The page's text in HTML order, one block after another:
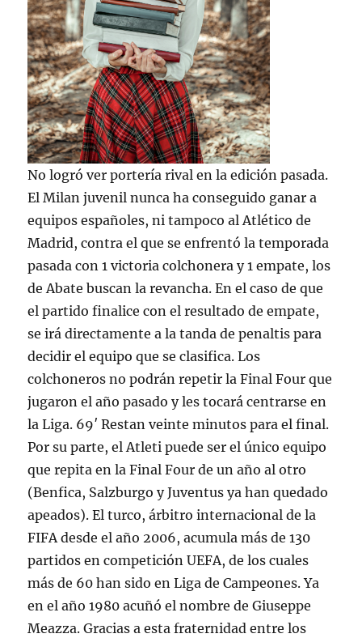
No logró ver portería rival en la edición pasada.
El Milan juvenil nunca ha conseguido ganar a
equipos españoles, ni tampoco al Atlético de
Madrid, contra el que se enfrentó la temporada
pasada con 1 victoria colchonera y 1 empate, los
de Abate buscan la revancha. En el caso de que
el partido finalice con el resultado de empate,
se irá directamente a la tanda de penaltis para
decidir el equipo que se clasifica. Los
colchoneros no podrán repetir la Final Four que
jugaron el año pasado y les tocará centrarse en
la Liga. 69′ Restan veinte minutos para el final.
Por su parte, el Atleti puede ser el único equipo
que repita en la Final Four de un año al otro
(Benfica, Salzburgo y Juventus ya han quedado
apeados). El turco, árbitro internacional de la
FIFA desde el año 2006, acumula más de 130
partidos en competición UEFA, de los cuales
más de 60 han sido en Liga de Campeones. Ya
en el año 1980 acuñó el nombre de Giuseppe
Meazza. Gracias a esta fraternidad entre los